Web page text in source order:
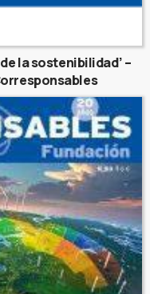
la sostenibilidad’ –